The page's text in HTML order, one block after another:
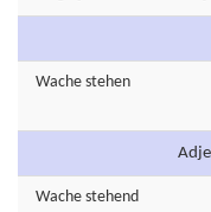
Wache stehen
Wache stehend